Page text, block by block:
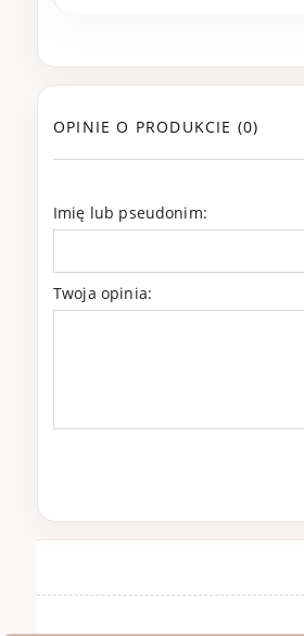
OPINIE O PRODUKCIE (0)
Imię lub pseudonim:
Twoja opinia: